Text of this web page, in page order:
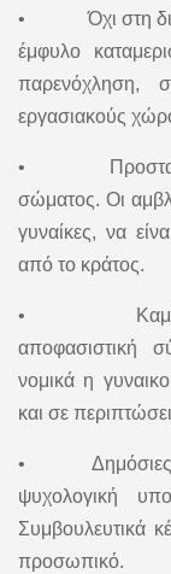
• Όχι στη
έμφυλο
παρενόχληση,
εργασιακούς
• Προστασία
σώματος. Οι
γυναίκες, να
από το κράτος.
• Καμία
αποφασιστική
νομικά η
και σε
• Δημόσιες
ψυχολογική
Συμβουλευτικά
προσωπικό.